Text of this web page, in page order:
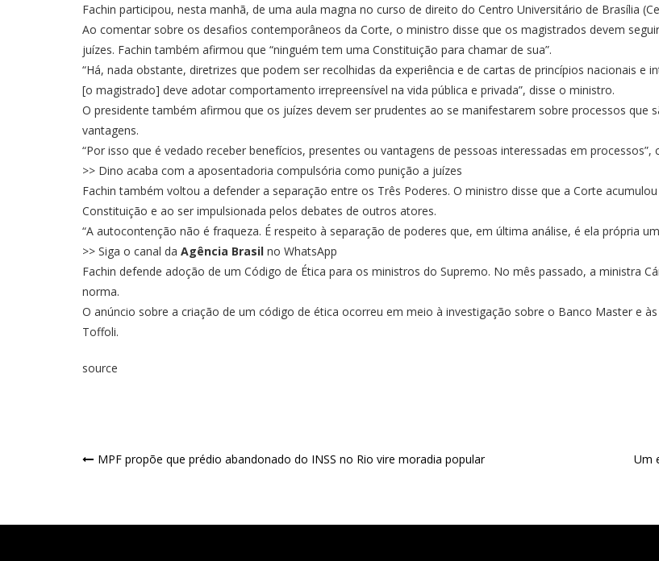
Fachin participou, nesta manhã, de uma aula magna no curso de direito do Centro Universitário de Brasília
Ao comentar sobre os desafios contemporâneos da Corte, o ministro disse que os magistrados devem
juízes. Fachin também afirmou que “ninguém tem uma Constituição para chamar de sua”.
“Há, nada obstante, diretrizes que podem ser recolhidas da experiência e de cartas de princípios nacionais e
[o magistrado] deve adotar comportamento irrepreensível na vida pública e privada”, disse o ministro.
O presidente também afirmou que os juízes devem ser prudentes ao se manifestarem sobre processos
vantagens.
“Por isso que é vedado receber benefícios, presentes ou vantagens de pessoas interessadas em processos”,
>> Dino acaba com a aposentadoria compulsória como punição a juízes
Fachin também voltou a defender a separação entre os Três Poderes. O ministro disse que a Corte
Constituição e ao ser impulsionada pelos debates de outros atores.
“A autocontenção não é fraqueza. É respeito à separação de poderes que, em última análise, é ela própria
>> Siga o canal da Agência Brasil no WhatsApp
Fachin defende adoção de um Código de Ética para os ministros do Supremo. No mês passado, a ministra
norma.
O anúncio sobre a criação de um código de ética ocorreu em meio à investigação sobre o Banco Master e
Toffoli.
source
MPF propõe que prédio abandonado do INSS no Rio vire moradia popular Um